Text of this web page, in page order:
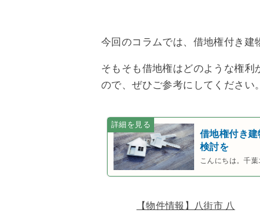
今回のコラムでは、借地権付き建
そもそも借地権はどのような権
ので、ぜひご参考にしてください。
借地権付き
検討を
こんにちは。千
【物件情報】八街市 八